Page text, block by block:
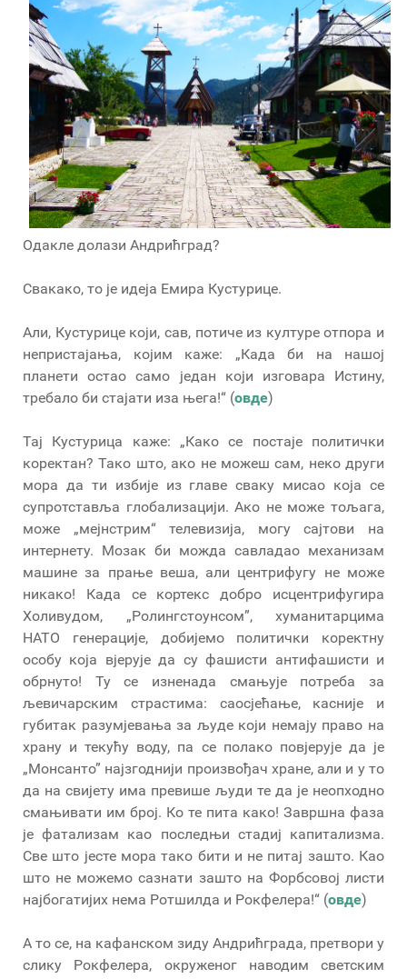
Одакле долази Андрићград?
Свакако, то је идеја Емира Кустурице.
Али, Кустурице који, сав, потиче из културе отпора и
непристајања, којим каже: „Када би на нашој
планети остао само један који изговара Истину,
требало би стајати иза њега!“ (овде)
Тај Кустурица каже: „Како се постаје политички
коректан? Тако што, ако не можеш сам, неко други
мора да ти избије из главе сваку мисао која се
супротставља глобализацији. Ако не може тољага,
може „мејнстрим“ телевизија, могу сајтови на
интернету. Мозак би можда савладао механизам
машине за прање веша, али центрифугу не може
никако! Када се кортекс добро исцентрифугира
Холивудом, „Ролингстоунсом”, хуманитарцима
НАТО генерације, добијемо политички коректну
особу која вјерује да су фашисти антифашисти и
обрнуто! Ту се изненада смањује потреба за
љевичарским страстима: саосјећање, касније и
губитак разумјевања за људе који немају право на
храну и текућу воду, па се полако повјерује да је
„Монсанто” најзгоднији произвођач хране, али и у то
да на свијету има превише људи те да је неопходно
смањивати им број. Ко те пита како! Завршна фаза
је фатализам као последњи стадиј капитализма.
Све што јесте мора тако бити и не питај зашто. Као
што не можемо сазнати зашто на Форбсовој листи
најбогатијих нема Ротшилда и Рокфелера!“ (овде)
А то се, на кафанском зиду Андрићграда, претвори у
слику Рокфелера, окруженог наводим светским